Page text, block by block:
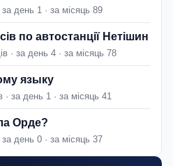
день 1 · за місяць 89
по автостанції Нетішин
· за день 4 · за місяць 78
языку
· за день 1 · за місяць 41
Орде?
день 0 · за місяць 37